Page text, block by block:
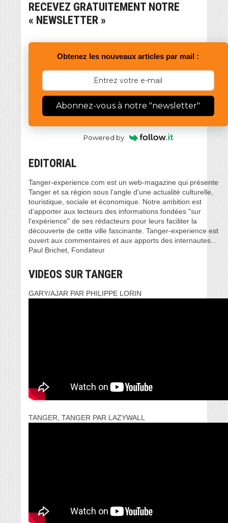
RECEVEZ GRATUITEMENT NOTRE
« NEWSLETTER »
Obtenez les nouveaux articles par mail :
Abonnez-vous à notre "newsletter"
Powered by
EDITORIAL
Tanger-experience.com est un web-magazine qui présente
Tanger et sa région sous l'angle d'une actualité culturelle,
touristique, sociale et économique. Notre ambition est
d’apporter aux lecteurs des informations fondées "sur
l'expérience" de ses rédacteurs pour leurs faciliter la
découverte de cette ville fascinante. Tanger-experience est
ouvert aux commentaires et aux apports des internautes...
Paul Brichet, Fondateur
VIDEOS SUR TANGER
GARY/AJAR PAR PHILIPPE LORIN
TANGER, TANGER PAR LAZYWALL